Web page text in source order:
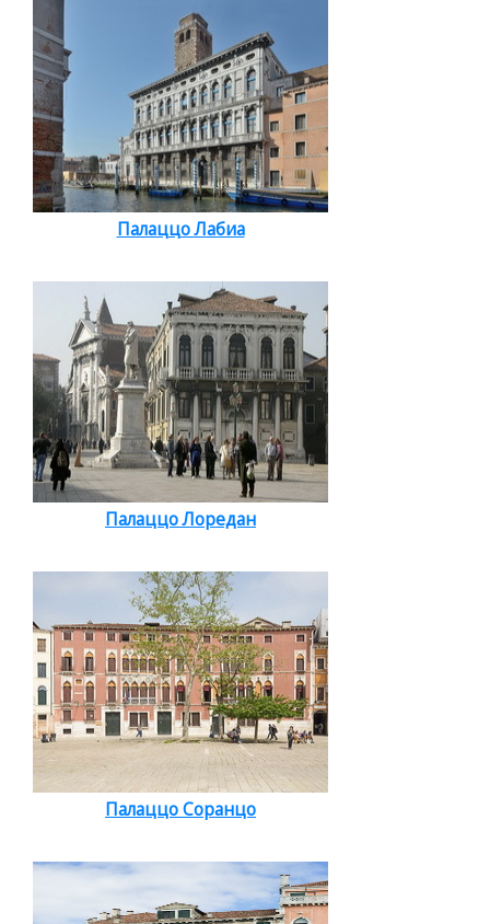
Палаццо Лабиа
Палаццо Лоредан
Палаццо Соранцо